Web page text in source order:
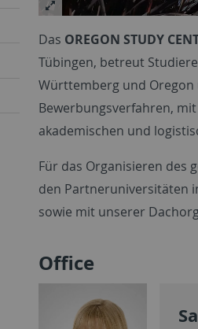
Das OREGON STUDY
Tübingen, betreut
Württemberg und
Bewerbungsverfahren,
akademischen und
Für das Organisieren des
den Partneruniversitäten
sowie mit unserer
Office